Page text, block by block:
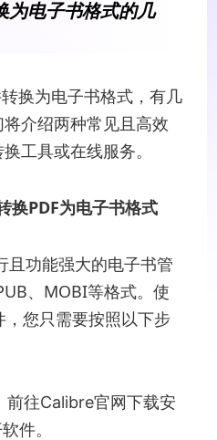
为电子书格式的几
换为电子书格式，有几
介绍两种常见且高效
工具或在线服务。
换PDF为电子书格式
且功能强大的电子书管
、MOBI等格式。使
，您只需要按照以下步
前往Calibre官网下载安
件。